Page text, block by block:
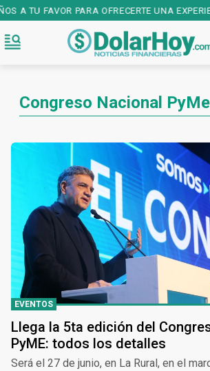
A TU FAVOR PARA OFRECERTE UNA
Congreso Nacional PyMe
EVENTOS
Llega la 5ta edición del
PyME: todos los detalles
Será el 27 de junio, en La Rural, en el